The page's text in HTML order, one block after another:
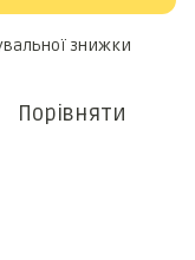
знижки
Порівняти